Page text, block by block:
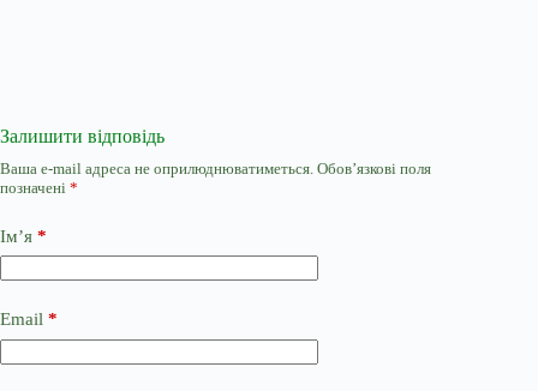
Залишити відповідь
Ваша e-mail адреса не оприлюднюватиметься. Обов’язкові поля
позначені *
Ім’я *
Email *